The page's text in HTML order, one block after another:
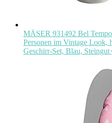
MÄSER 931492 Bel
Personen im Vintage Look,
Geschirr-Set, Blau, Steingut